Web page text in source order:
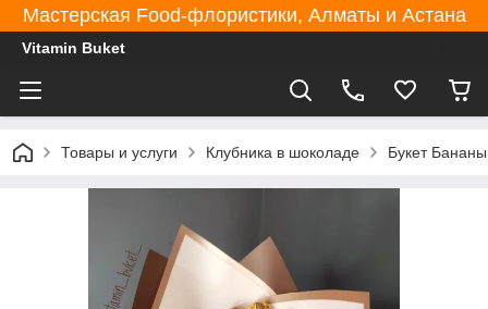
Мастерская Food-флористики, Алматы и Астана
Vitamin Buket
Товары и услуги Клубника в шоколаде Букет